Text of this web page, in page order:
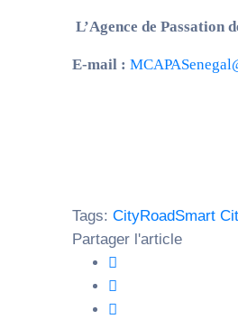
L’Agence de Passation
E-mail :
Tags: CityRoadSmart
Partager l'article